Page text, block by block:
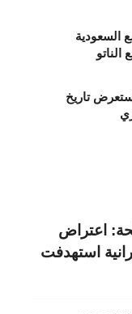
السعودية
تاريخ
اعتراض
إيرانية استهدفت